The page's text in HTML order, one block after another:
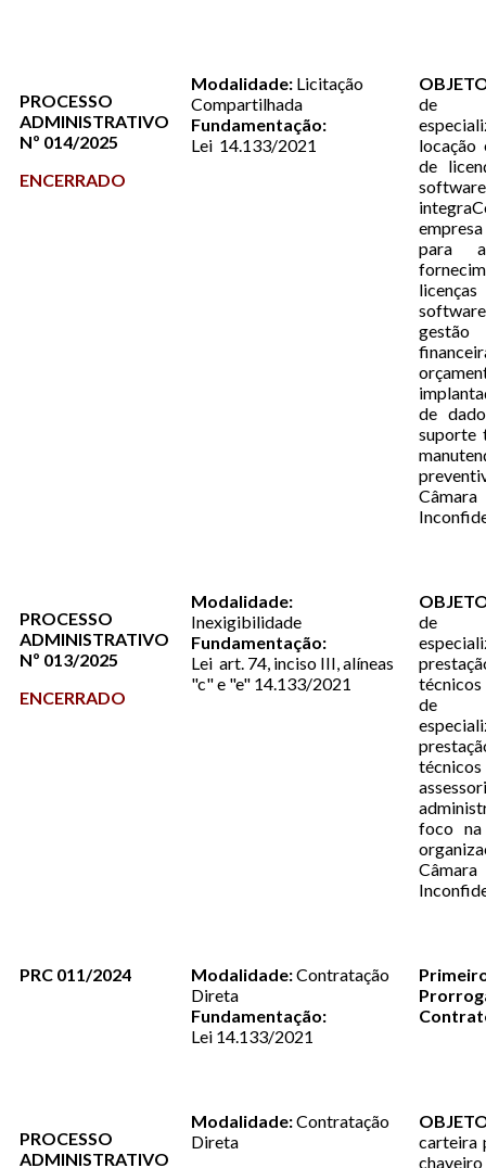
PROCESSO
ADMINISTRATIVO
Nº 014/2025
ENCERRADO
Modalidade: Licitação
Compartilhada
Fundamentação:
Lei 14.133/2021
de
locação
de
para
gestão
de
suporte
PROCESSO
ADMINISTRATIVO
Nº 013/2025
ENCERRADO
Modalidade:
Inexigibilidade
Fundamentação:
Lei art. 74, inciso III, alíneas
"c" e "e" 14.133/2021
de
de
técnicos
foco na
PRC 011/2024 Modalidade:Contratação
Direta
Fundamentação:
Lei 14.133/2021
PROCESSO
ADMINISTRATIVO
Modalidade:Contratação
Direta
carteira